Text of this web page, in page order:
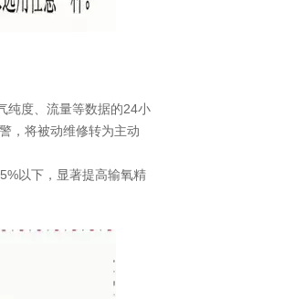
纯度、流量等数据的24小
，将被动维修转为主动
以下，显著提高输氧精